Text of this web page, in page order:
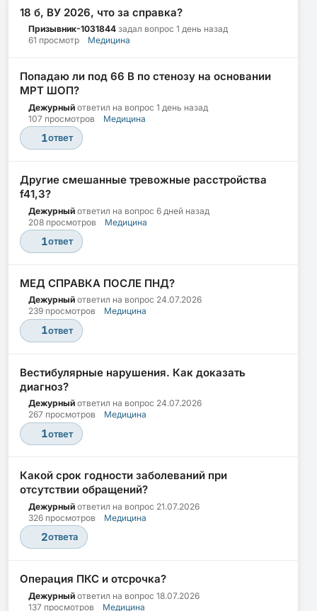
18 б, ВУ 2026, что за справка?
Призывник-1031844 задал вопрос 1 день назад
61 просмотр
Медицина
Попадаю ли под 66 В по стенозу на основании
МРТ ШОП?
Дежурный ответил на вопрос 1 день назад
107 просмотров
Медицина
1ответ
Другие смешанные тревожные расстройства
f41,3?
Дежурный ответил на вопрос 6 дней назад
208 просмотров
Медицина
1ответ
МЕД СПРАВКА ПОСЛЕ ПНД?
Дежурный ответил на вопрос 24.07.2026
239 просмотров
Медицина
1ответ
Вестибулярные нарушения. Как доказать
диагноз?
Дежурный ответил на вопрос 24.07.2026
267 просмотров
Медицина
1ответ
Какой срок годности заболеваний при
отсутствии обращений?
Дежурный ответил на вопрос 21.07.2026
326 просмотров
Медицина
2ответа
Операция ПКС и отсрочка?
Дежурный ответил на вопрос 18.07.2026
137 просмотров
Медицина